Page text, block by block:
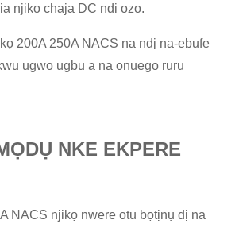
njikọ chaja DC ndị ọzọ.
200A 250A NACS na ndị na-ebufe
ụgwọ ugbu a na ọnụego ruru
NKE EKPERE
NACS njikọ nwere otu bọtịnụ dị na